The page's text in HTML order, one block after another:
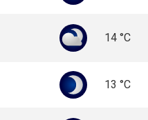
14 °C
13 °C